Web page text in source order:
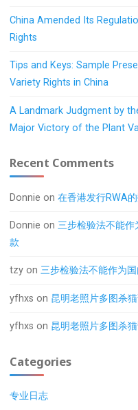
China Amended Its
Rights
Tips and Keys: Sample
Variety Rights in China
A Landmark Judgment by
Major Victory of the Plant
Recent Comments
Donnie on在香港发行RWA
Donnie on三步检验法不能
款
tzy on三步检验法不能作为
yfhxs on 昆明老照片多图杀
yfhxs on 昆明老照片多图杀
Categories
专业日志